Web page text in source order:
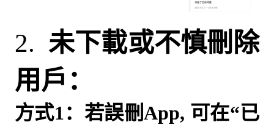
2. 未下載或不慎刪除
用戶：
方式1： 若誤刪App, 可在“已